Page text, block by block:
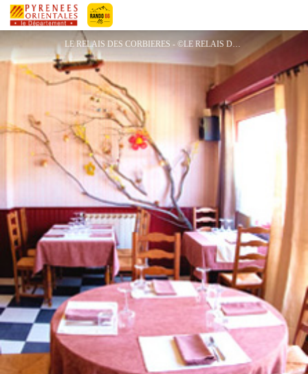
Pyrénées-Orientales Le Département
LE RELAIS DES CORBIERES LA GARRIGUE
LE RELAIS DES CORBIERES - ©LE RELAIS DES CORBIERES